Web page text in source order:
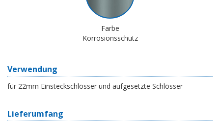
Farbe
Korrosionsschutz
Verwendung
für 22mm Einsteckschlösser und aufgesetzte Schlösser
Lieferumfang